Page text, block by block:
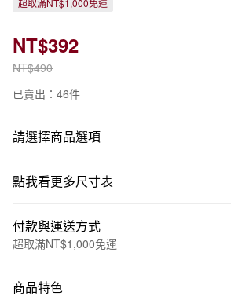
超取滿NT$1,000免運
NT$490
NT$392
已賣出：46件
請選擇商品選項
點我看更多尺寸表
付款與運送方式
超取滿NT$1,000免運
信用卡一次付款
商品特色